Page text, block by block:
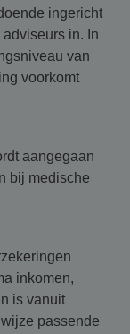
ingericht
in. In
van
voorkomt
aangegaan
bij medische
inkomen,
is vanuit
passende